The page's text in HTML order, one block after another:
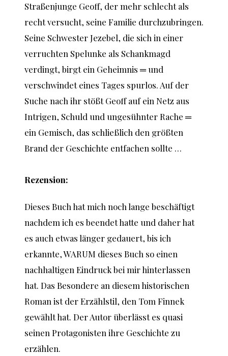
Straßenjunge Geoff, der mehr schlecht als
recht versucht, seine Familie durchzubringen.
Seine Schwester Jezebel, die sich in einer
verruchten Spelunke als Schankmagd
verdingt, birgt ein Geheimnis ═ und
verschwindet eines Tages spurlos. Auf der
Suche nach ihr stößt Geoff auf ein Netz aus
Intrigen, Schuld und ungesühnter Rache ═
ein Gemisch, das schließlich den größten
Brand der Geschichte entfachen sollte …
Rezension:
Dieses Buch hat mich noch lange beschäftigt
nachdem ich es beendet hatte und daher hat
es auch etwas länger gedauert, bis ich
erkannte, WARUM dieses Buch so einen
nachhaltigen Eindruck bei mir hinterlassen
hat. Das Besondere an diesem historischen
Roman ist der Erzählstil, den Tom Finnek
gewählt hat. Der Autor überlässt es quasi
seinen Protagonisten ihre Geschichte zu
erzählen.